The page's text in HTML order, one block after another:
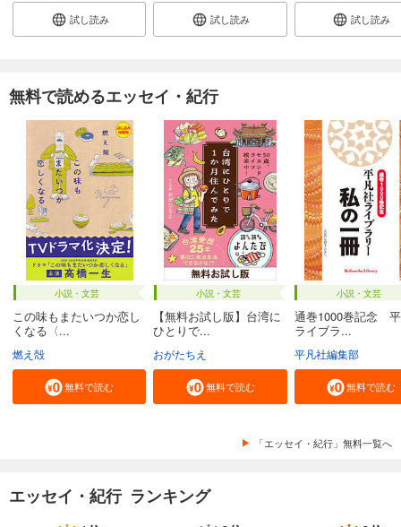
試し読み 試し読み 試し読み
無料で読めるエッセイ・紀行
小説・文芸
この味もまたいつか恋し
くなる〈...
燃え殻
無料で読む
小説・文芸
【無料お試し版】台湾に
ひとりで...
おがたちえ
無料で読む
小説・文芸
通巻1000巻記念
ライブラ...
平凡社編集部
無料で読む
「エッセイ・紀行」無料一覧へ
エッセイ・紀行 ランキング